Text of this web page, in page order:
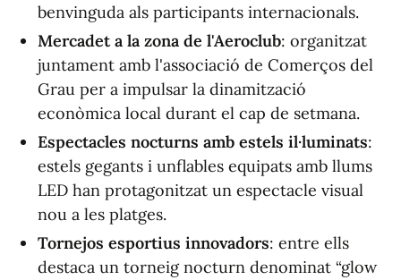
benvinguda als participants internacionals.
Mercadet a la zona de l'Aeroclub: organitzat
juntament amb l'associació de Comerços del
Grau per a impulsar la dinamització
econòmica local durant el cap de setmana.
Espectacles nocturns amb estels il·luminats:
estels gegants i unflables equipats amb llums
LED han protagonitzat un espectacle visual
nou a les platges.
Tornejos esportius innovadors: entre ells
destaca un torneig nocturn denominat “glow